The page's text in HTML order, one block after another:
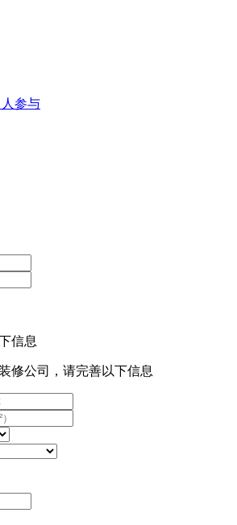
人参与
信息
修公司，请完善以下信息